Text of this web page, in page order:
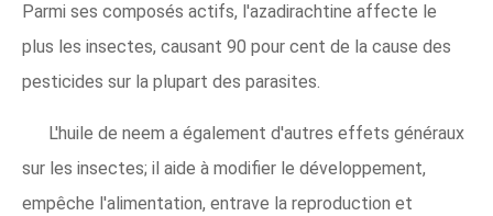
Parmi ses composés actifs, l'azadirachtine affecte le
plus les insectes, causant 90 pour cent de la cause des
pesticides sur la plupart des parasites.
L'huile de neem a également d'autres effets généraux
sur les insectes; il aide à modifier le développement,
empêche l'alimentation, entrave la reproduction et